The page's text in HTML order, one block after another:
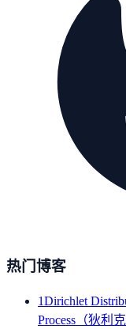
热门博客
1Dirichlet
Process（狄利